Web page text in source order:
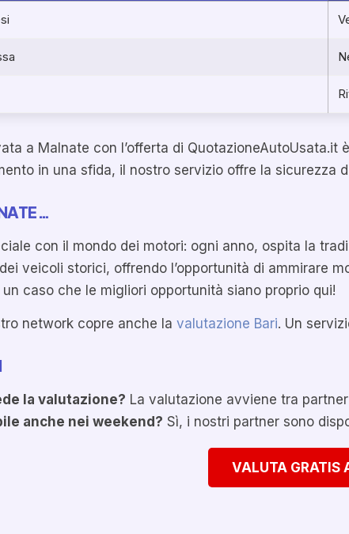
a Malnate con l’offerta di
in una sfida, il nostro servizio offre la sicurezza
con il mondo dei motori: ogni anno, ospita la
veicoli storici, offrendo l’opportunità di ammirare
caso che le migliori opportunità siano proprio qui!
network copre anche la valutazione Bari. Un
la valutazione? La valutazione avviene tra
anche nei weekend? Sì, i nostri partner sono
VALUTA GRATIS